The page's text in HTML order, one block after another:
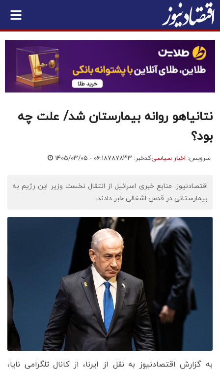
نتانیاهو روانه بیمارستان شد/ علت چه
بود؟
سرویس: اخبار سیاسیکدخبر: ۷۸۷۸۳۳ ۱۴۰۵/۰۳/۰۵ - ۰۶:۱۸
اقتصادنیوز: منابع خبری اسرائیل از انتقال نخست وزیر این رژیم به
بیمارستانی در قدس اشغالی خبر دادند.
به گزارش اقتصادنیوز به نقل از ایرنا، از کانال تلگرامی نایا،